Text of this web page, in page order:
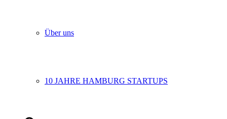
Über uns
10 JAHRE HAMBURG STARTUPS